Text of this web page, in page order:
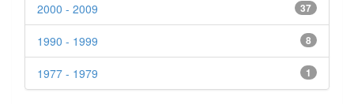
37
2000 - 2009
8
1990 - 1999
1
1977 - 1979